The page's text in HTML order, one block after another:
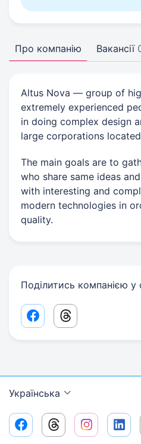
Про компанію Вакансії
Altus Nova — group of
extremely experienced
in doing complex design
large corporations located
The main goals are to
who share same ideas
with interesting and
modern technologies in
quality.
Поділитись компанією
Facebook share link
Threads share
Українська